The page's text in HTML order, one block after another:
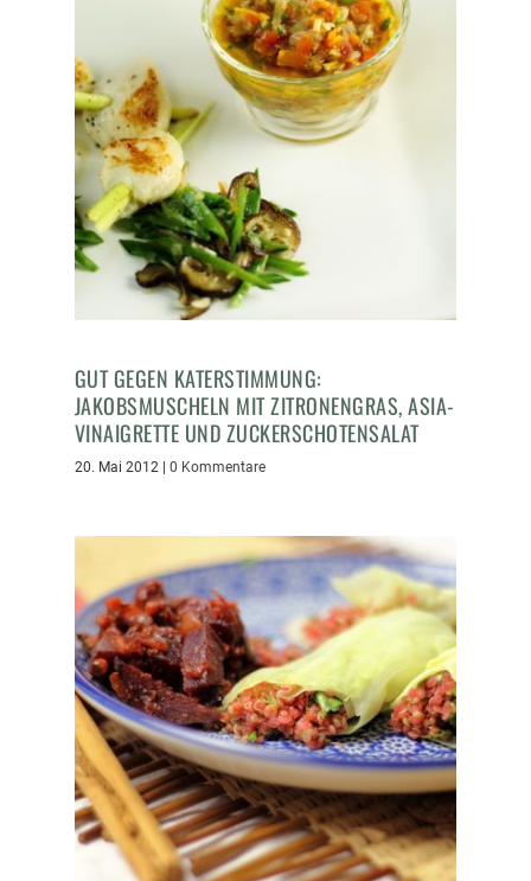
GUT GEGEN KATERSTIMMUNG:
JAKOBSMUSCHELN MIT ZITRONENGRAS, ASIA-
VINAIGRETTE UND ZUCKERSCHOTENSALAT
20. Mai 2012| 0 Kommentare